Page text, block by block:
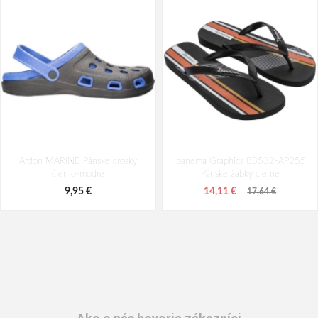
Ardon MARINE Pánske crosky
čierno-modré
9,95 €
Ipanema Graphics 83532-AP255
Pánske žabky čierne
14,11 € 17,64 €